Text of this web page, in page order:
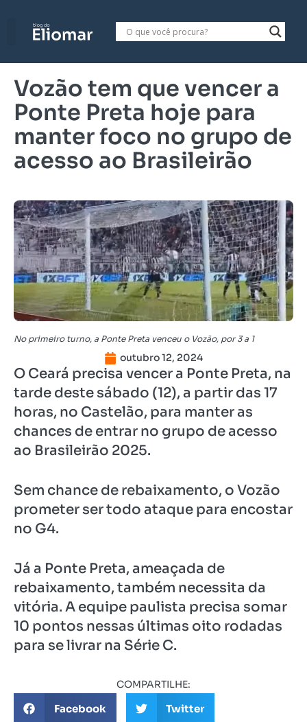
Vozão tem que vencer a
Ponte Preta hoje para
manter foco no grupo de
acesso ao Brasileirão
No primeiro turno, a Ponte Preta venceu o Vozão, por 3 a 1
outubro 12, 2024
O Ceará precisa vencer a Ponte Preta, na
tarde deste sábado (12), a partir das 17
horas, no Castelão, para manter as
chances de entrar no grupo de acesso
ao Brasileirão 2025.
Sem chance de rebaixamento, o Vozão
prometer ser todo ataque para encostar
no G4.
Já a Ponte Preta, ameaçada de
rebaixamento, também necessita da
vitória. A equipe paulista precisa somar
10 pontos nessas últimas oito rodadas
para se livrar na Série C.
COMPARTILHE:
Facebook Twitter